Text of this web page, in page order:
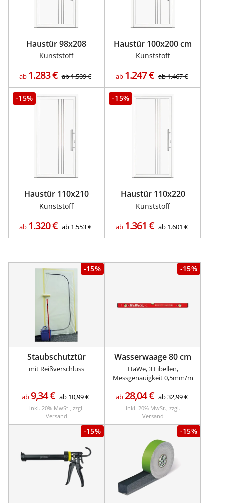
Haustür 98x208
Kunststoff
ab 1.283€ ab1.509€
Haustür 100x200 cm
Kunststoff
ab 1.247€ ab1.467€
-15%
Haustür 110x210
Kunststoff
ab 1.320€ ab1.553€
-15%
Haustür 110x220
Kunststoff
ab 1.361 € ab1.601€
-15%
Staubschutztür
mit Reißverschluss
ab9,34€ ab10,99€
inkl. 20% MwSt., zzgl.
Versand
-15%
Wasserwaage 80 cm
HaWe, 3 Libellen,
Messgenauigkeit 0,5mm/m
ab28,04€ ab32,99€
inkl. 20% MwSt., zzgl.
Versand
-15% -15%